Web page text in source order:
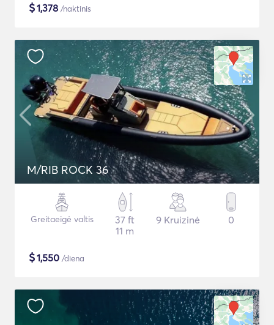
$1,378 /naktinis
M/RIB ROCK 36
Greitaeigė valtis
37 ft
11 m
9 Kruizinė 0
$1,550 /diena